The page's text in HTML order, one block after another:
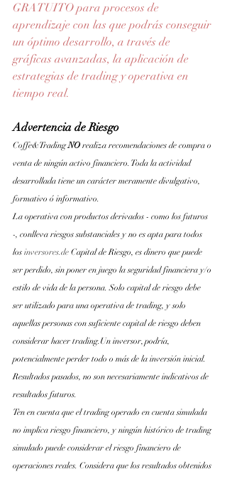
GRATUITO para procesos de
aprendizaje con las que podrás conseguir
un óptimo desarrollo, a través de
gráficas avanzadas, la aplicación de
estrategias de trading y operativa en
tiempo real.
Advertencia de Riesgo
Coffe&Trading NO realiza recomendaciones de compra o
venta de ningún activo financiero. Toda la actividad
desarrollada tiene un carácter meramente divulgativo,
formativo ó informativo.
La operativa con productos derivados - como los futuros
-, conlleva riesgos substanciales y no es apta para todos
los inversores.de Capital de Riesgo, es dinero que puede
ser perdido, sin poner en juego la seguridad financiera y/o
estilo de vida de la persona. Solo capital de riesgo debe
ser utilizado para una operativa de trading, y solo
aquellas personas con suficiente capital de riesgo deben
considerar hacer trading.Un inversor, podría,
potencialmente perder todo o más de la inversión inicial.
Resultados pasados, no son necesariamente indicativos de
resultados futuros.
Ten en cuenta que el trading operado en cuenta simulada
no implica riesgo financiero, y ningún histórico de trading
simulado puede considerar el riesgo financiero de
operaciones reales. Considera que los resultados obtenidos